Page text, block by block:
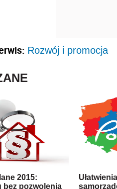
Rozwój i promocja
2015:
bez pozwolenia